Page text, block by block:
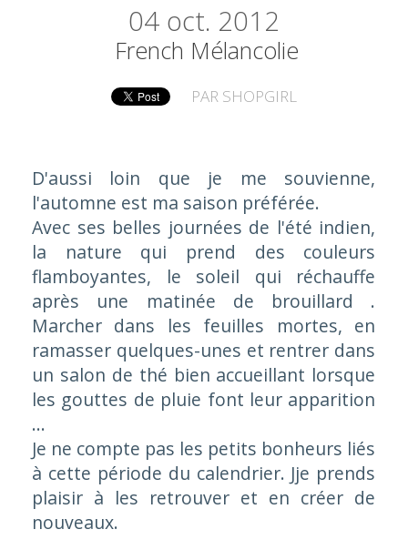
04 oct. 2012
French Mélancolie
PAR SHOPGIRL
D'aussi loin que je me souvienne,
l'automne est ma saison préférée.
Avec ses belles journées de l'été indien,
la nature qui prend des couleurs
flamboyantes, le soleil qui réchauffe
après une matinée de brouillard .
Marcher dans les feuilles mortes, en
ramasser quelques-unes et rentrer dans
un salon de thé bien accueillant lorsque
les gouttes de pluie font leur apparition
...
Je ne compte pas les petits bonheurs liés
à cette période du calendrier. Jje prends
plaisir à les retrouver et en créer de
nouveaux.